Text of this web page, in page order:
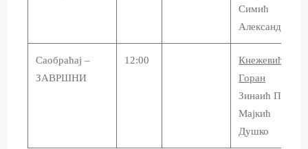
Симић
Александар
Саобраћај –
ЗАВРШНИ
12:00
Кнежевић
Горан
Зинаић Пеђа
Мајкић
Душко